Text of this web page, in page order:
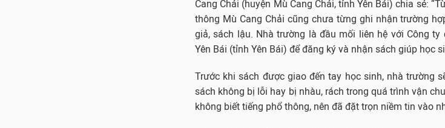
Cang Chải (huyện Mù Cang Chải, tỉnh Yên Bái) chia sẻ:
thông Mù Cang Chải cũng chưa từng ghi nhận trường
giả, sách lậu. Nhà trường là đầu mối liên hệ với Công
Yên Bái (tỉnh Yên Bái) để đăng ký và nhận sách giúp học
Trước khi sách được giao đến tay học sinh, nhà trường
sách không bị lỗi hay bị nhàu, rách trong quá trình vận
không biết tiếng phổ thông, nên đã đặt trọn niềm tin vào